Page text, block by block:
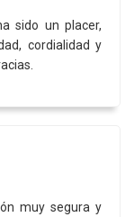
sido un placer,
cordialidad y
muy segura y